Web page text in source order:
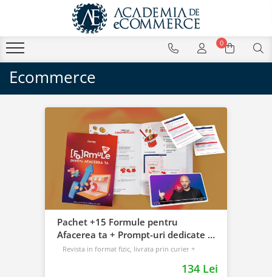
0
Ecommerce
Pachet +15 Formule pentru
Afacerea ta + Prompt-uri dedicate +
Bonusuri digitale
Revista in format fizic, livrata prin curier +
134 Lei